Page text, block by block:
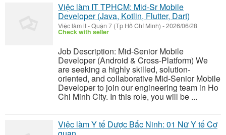
Việc làm IT TPHCM: Mid-Sr Mobile
Developer (Java, Kotlin, Flutter, Dart)
Việc làm it-Quận 7 (Tp Hồ Chí Minh) -2026/06/28
Check with seller
Job Description: Mid-Senior Mobile
Developer (Android & Cross-Platform) We
are seeking a highly skilled, solution-
oriented, and collaborative Mid-Senior Mobile
Developer to join our engineering team in Ho
Chi Minh City. In this role, you will be ...
Việc làm Y tế Dược Bắc Ninh: 01 Nữ Y tế Cơ